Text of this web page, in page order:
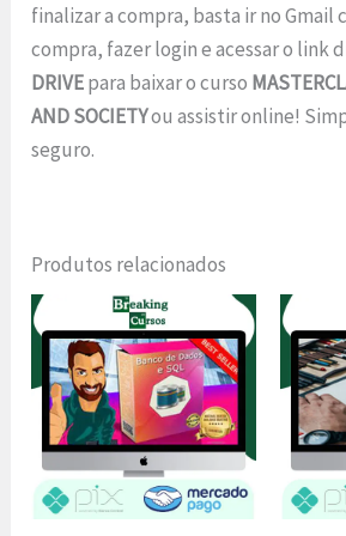
finalizar a compra, basta ir no Gmail
compra, fazer login e acessar o link
DRIVEpara baixar o curso
AND SOCIETYou assistir online!
seguro.
Produtos relacionados